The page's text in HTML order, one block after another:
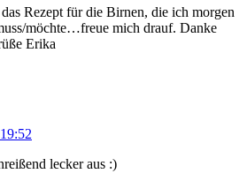
Rezept für die Birnen, die ich morgen
möchte…freue mich drauf. Danke
Erika
lecker aus :)